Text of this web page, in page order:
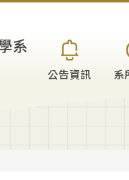
公告資訊 系